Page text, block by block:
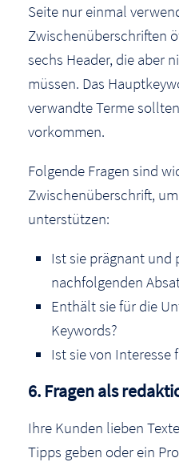
Seite nur einmal
Zwischenüberschriften
sechs Header, die aber
müssen. Das
verwandte Terme
vorkommen.
Folgende Fragen sind
Zwischenüberschrift,
unterstützen:
Ist sie prägnant und
nachfolgenden
Enthält sie für die
Keywords?
Ist sie von Interesse
6. Fragen als
Ihre Kunden lieben
Tipps geben oder ein